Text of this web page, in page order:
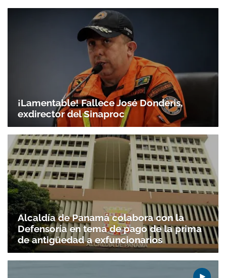
¡Lamentable! Fallece José Donderis,
exdirector del Sinaproc
Alcaldía de Panamá colabora con la
Defensoría en tema de pago de la prima
de antigüedad a exfuncionarios